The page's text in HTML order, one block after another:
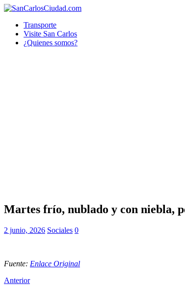
Transporte
Visite San Carlos
¿Quienes somos?
Martes frío, nublado y con niebla,
2 junio, 2026 Sociales 0
Fuente: Enlace Original
Anterior